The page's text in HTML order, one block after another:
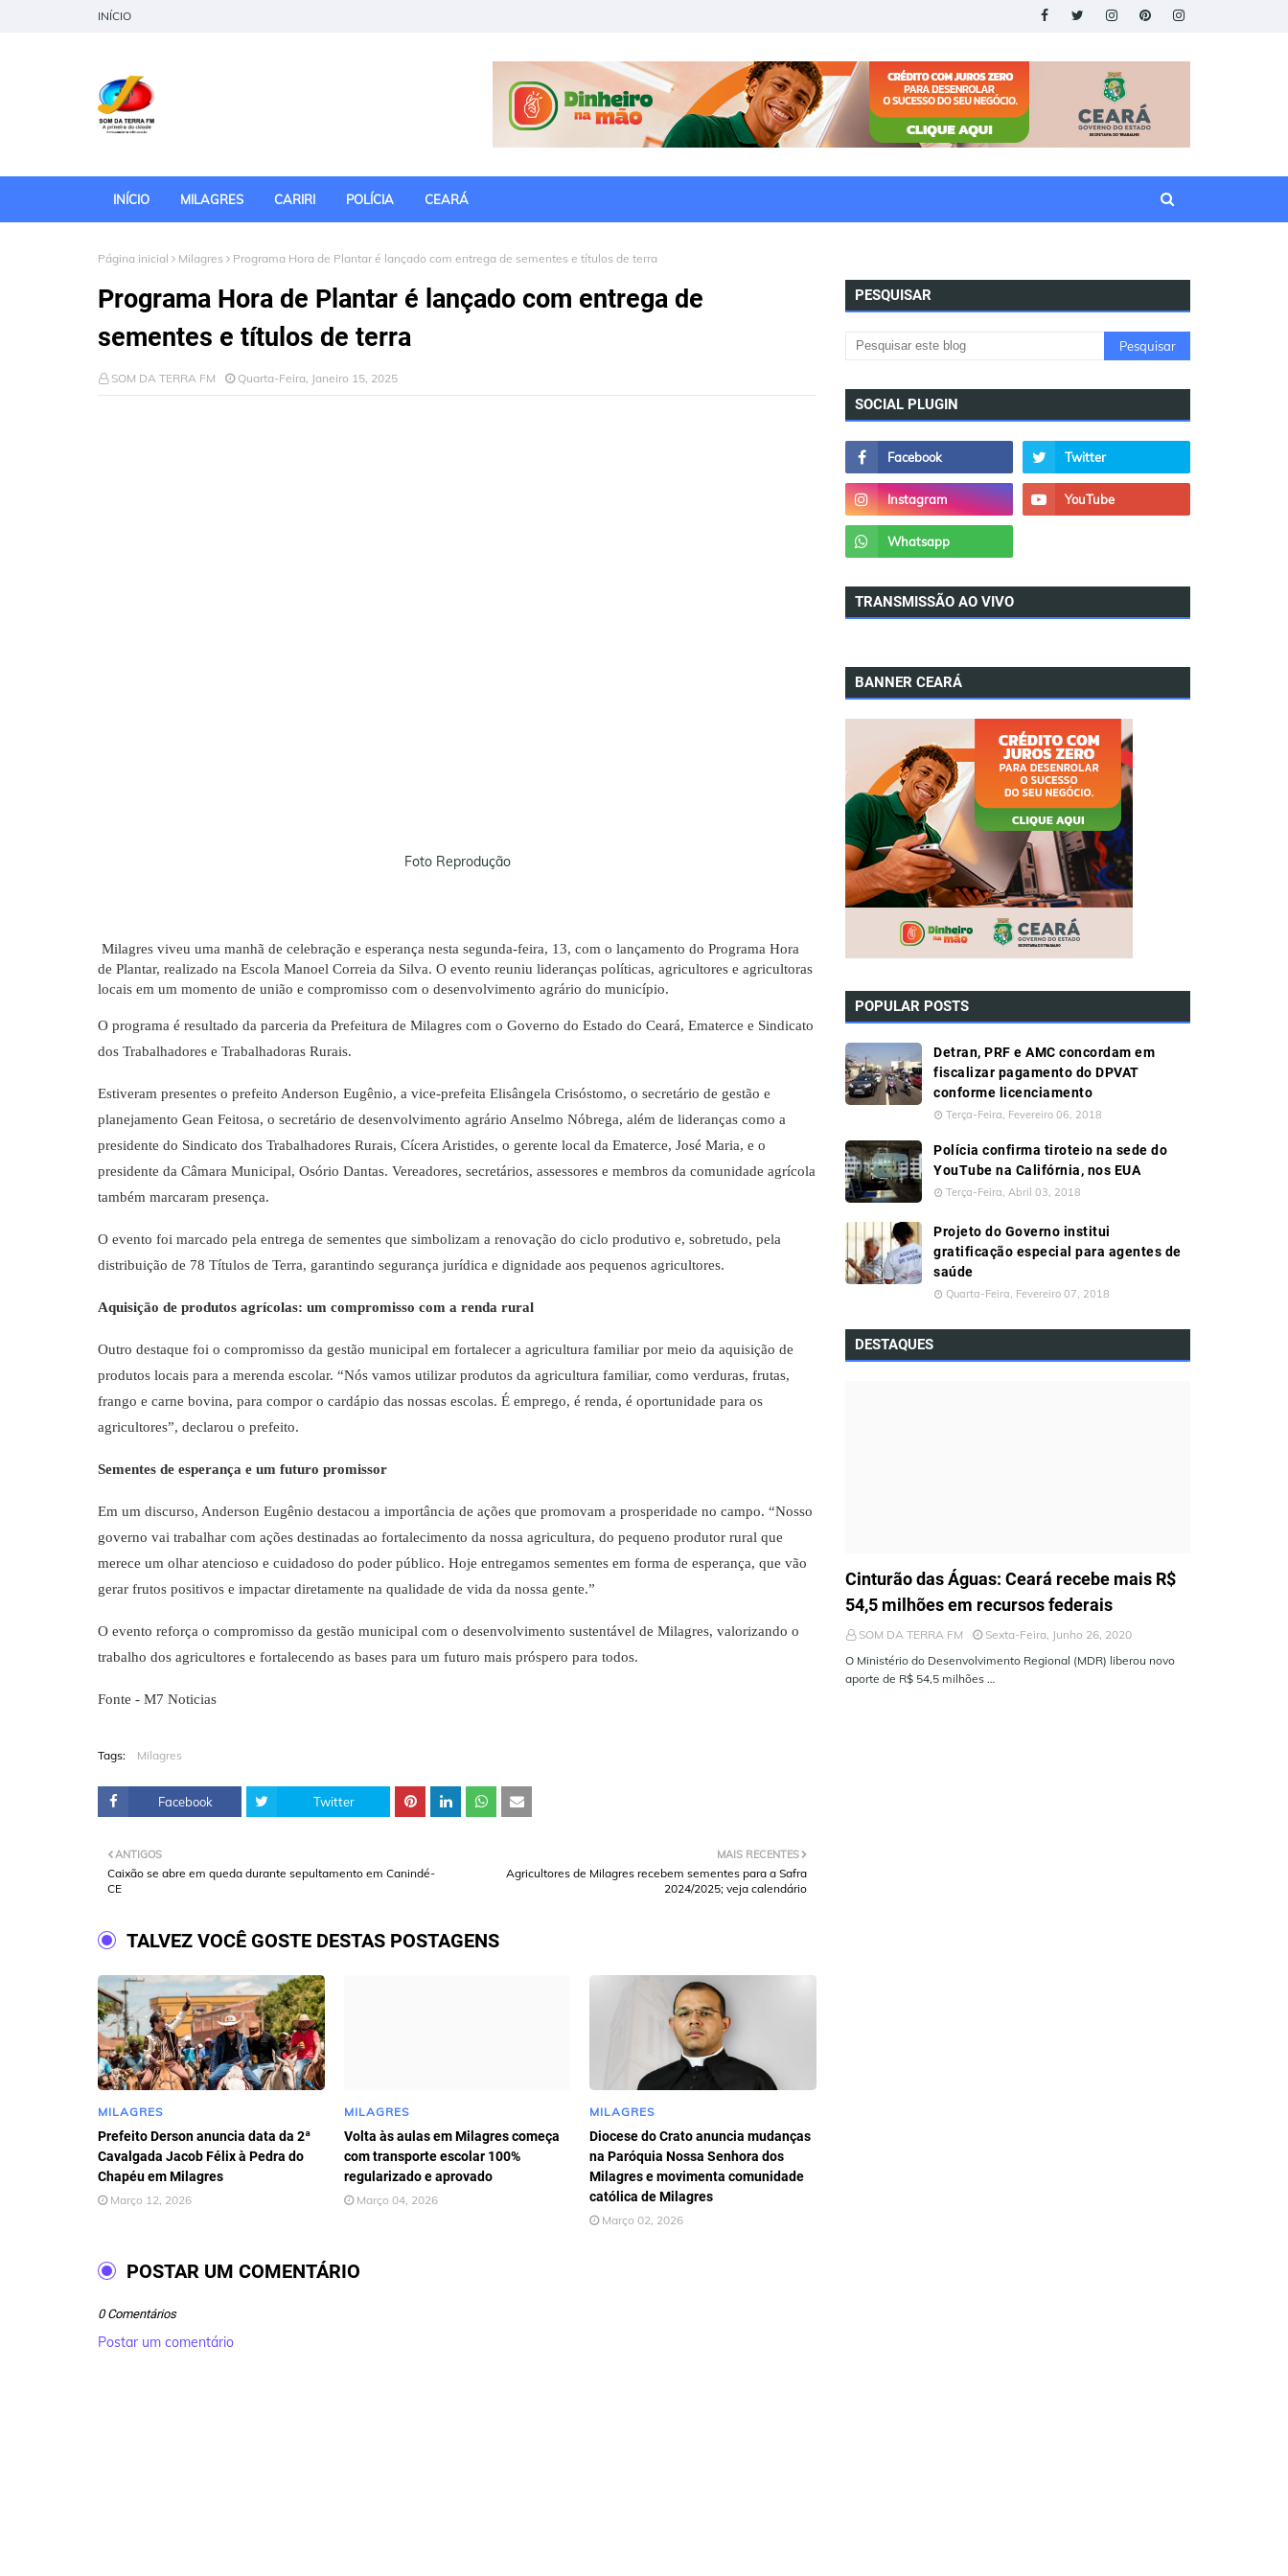
INÍCIO
INÍCIO MILAGRES CARIRI POLÍCIA CEARÁ
Página inicial Milagres Programa Hora de Plantar é lançado com entrega de sementes e títulos de terra
Programa Hora de Plantar é lançado com entrega de
sementes e títulos de terra
SOM DA TERRA FM Quarta-Feira, Janeiro 15, 2025
Foto Reprodução
Milagres viveu uma manhã de celebração e esperança nesta segunda-feira, 13, com o lançamento do Programa Hora
de Plantar, realizado na Escola Manoel Correia da Silva. O evento reuniu lideranças políticas, agricultores e agricultoras
locais em um momento de união e compromisso com o desenvolvimento agrário do município.
O programa é resultado da parceria da Prefeitura de Milagres com o Governo do Estado do Ceará, Ematerce e Sindicato
dos Trabalhadores e Trabalhadoras Rurais.
Estiveram presentes o prefeito Anderson Eugênio, a vice-prefeita Elisângela Crisóstomo, o secretário de gestão e
planejamento Gean Feitosa, o secretário de desenvolvimento agrário Anselmo Nóbrega, além de lideranças como a
presidente do Sindicato dos Trabalhadores Rurais, Cícera Aristides, o gerente local da Ematerce, José Maria, e o
presidente da Câmara Municipal, Osório Dantas. Vereadores, secretários, assessores e membros da comunidade agrícola
também marcaram presença.
O evento foi marcado pela entrega de sementes que simbolizam a renovação do ciclo produtivo e, sobretudo, pela
distribuição de 78 Títulos de Terra, garantindo segurança jurídica e dignidade aos pequenos agricultores.
Aquisição de produtos agrícolas: um compromisso com a renda rural
Outro destaque foi o compromisso da gestão municipal em fortalecer a agricultura familiar por meio da aquisição de
produtos locais para a merenda escolar. “Nós vamos utilizar produtos da agricultura familiar, como verduras, frutas,
frango e carne bovina, para compor o cardápio das nossas escolas. É emprego, é renda, é oportunidade para os
agricultores”, declarou o prefeito.
Sementes de esperança e um futuro promissor
Em um discurso, Anderson Eugênio destacou a importância de ações que promovam a prosperidade no campo. “Nosso
governo vai trabalhar com ações destinadas ao fortalecimento da nossa agricultura, do pequeno produtor rural que
merece um olhar atencioso e cuidadoso do poder público. Hoje entregamos sementes em forma de esperança, que vão
gerar frutos positivos e impactar diretamente na qualidade de vida da nossa gente.”
O evento reforça o compromisso da gestão municipal com o desenvolvimento sustentável de Milagres, valorizando o
trabalho dos agricultores e fortalecendo as bases para um futuro mais próspero para todos.
Fonte - M7 Noticias
Tags: Milagres
Facebook Twitter
MAIS RECENTES
Agricultores de Milagres recebem sementes para a Safra
2024/2025; veja calendário
ANTIGOS
Caixão se abre em queda durante sepultamento em Canindé-
CE
TALVEZ VOCÊ GOSTE DESTAS POSTAGENS
MILAGRES
Prefeito Derson anuncia data da 2ª
Cavalgada Jacob Félix à Pedra do
Chapéu em Milagres
Março 12, 2026
MILAGRES
Volta às aulas em Milagres começa
com transporte escolar 100%
regularizado e aprovado
Março 04, 2026
MILAGRES
Diocese do Crato anuncia mudanças
na Paróquia Nossa Senhora dos
Milagres e movimenta comunidade
católica de Milagres
Março 02, 2026
POSTAR UM COMENTÁRIO
0 Comentários
Postar um comentário
PESQUISAR
SOCIAL PLUGIN
TRANSMISSÃO AO VIVO
BANNER CEARÁ
POPULAR POSTS
Detran, PRF e AMC concordam em
fiscalizar pagamento do DPVAT
conforme licenciamento
Terça-Feira, Fevereiro 06, 2018
Polícia confirma tiroteio na sede do
YouTube na Califórnia, nos EUA
Terça-Feira, Abril 03, 2018
Projeto do Governo institui
gratificação especial para agentes de
saúde
Quarta-Feira, Fevereiro 07, 2018
DESTAQUES
Cinturão das Águas: Ceará recebe mais R$
54,5 milhões em recursos federais
SOM DA TERRA FM
Sexta-Feira, Junho 26, 2020
O Ministério do Desenvolvimento Regional (MDR) liberou novo
aporte de R$ 54,5 milhões …